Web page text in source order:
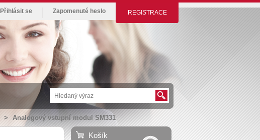
REGISTRACE
Přihlásit se Zapomenuté heslo
> Analogový vstupní modul SM331
Košík